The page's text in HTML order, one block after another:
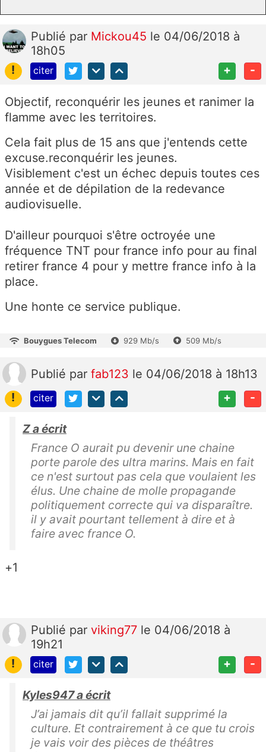
Publié par Mickou45 le 04/06/2018 à
18h05
!
citer + -
Objectif, reconquérir les jeunes et ranimer la
flamme avec les territoires.
Cela fait plus de 15 ans que j'entends cette
excuse.reconquérir les jeunes.
Visiblement c'est un échec depuis toutes ces
année et de dépilation de la redevance
audiovisuelle.
D'ailleur pourquoi s'être octroyée une
fréquence TNT pour france info pour au final
retirer france 4 pour y mettre france info à la
place.
Une honte ce service publique.
Bouygues Telecom 929 Mb/s 509 Mb/s
Publié par fab123 le 04/06/2018 à 18h13
!
citer + -
Z a écrit
France O aurait pu devenir une chaine
porte parole des ultra marins. Mais en fait
ce n'est surtout pas cela que voulaient les
élus. Une chaine de molle propagande
politiquement correcte qui va disparaître.
il y avait pourtant tellement à dire et à
faire avec france O.
+1
Publié par viking77 le 04/06/2018 à
19h21
!
citer + -
Kyles947 a écrit
J’ai jamais dit qu’il fallait supprimé la
culture. Et contrairement à ce que tu crois
je vais voir des pièces de théâtres